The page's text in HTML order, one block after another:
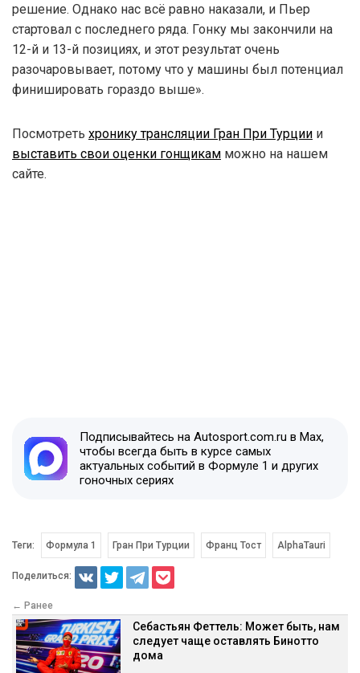
решение. Однако нас всё равно наказали, и Пьер
стартовал с последнего ряда. Гонку мы закончили на
12-й и 13-й позициях, и этот результат очень
разочаровывает, потому что у машины был потенциал
финишировать гораздо выше».
Посмотреть хронику трансляции Гран При Турции и
выставить свои оценки гонщикам можно на нашем
сайте.
Подписывайтесь на Autosport.com.ru в Max,
чтобы всегда быть в курсе самых
актуальных событий в Формуле 1 и других
гоночных сериях
Теги: Формула 1 Гран При Турции Франц Тост AlphaTauri
Поделиться:
← Ранее
Себастьян Феттель: Может быть, нам
следует чаще оставлять Бинотто
дома